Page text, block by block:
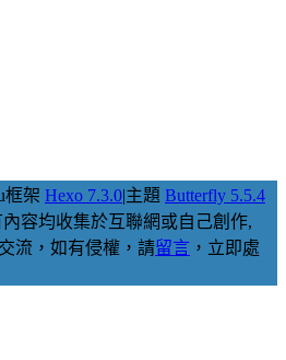
框架 Hexo 7.3.0|主題 Butterfly 5.5.4
容均收集於互聯網或自己創作,
流，如有侵權，請留言 ，立即處